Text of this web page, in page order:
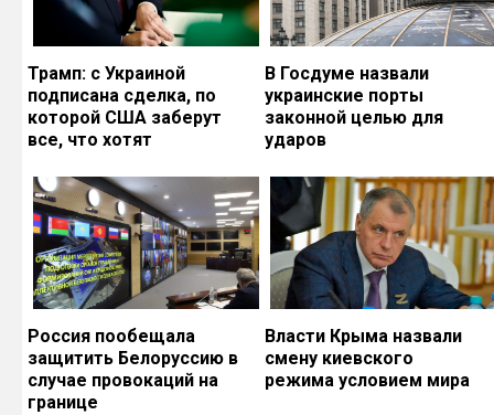
Трамп: с Украиной
подписана сделка, по
которой США заберут
все, что хотят
В Госдуме назвали
украинские порты
законной целью для
ударов
Россия пообещала
защитить Белоруссию в
случае провокаций на
границе
Власти Крыма назвали
смену киевского
режима условием мира